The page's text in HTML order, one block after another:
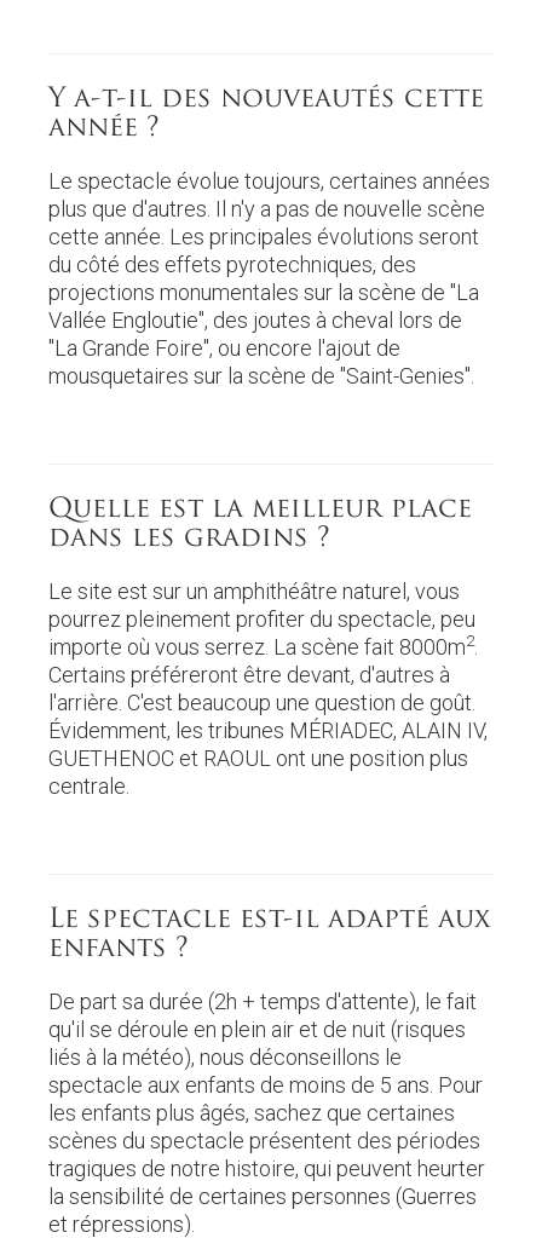
Y a-t-il des nouveautés cette
année ?
Le spectacle évolue toujours, certaines années
plus que d'autres. Il n'y a pas de nouvelle scène
cette année. Les principales évolutions seront
du côté des effets pyrotechniques, des
projections monumentales sur la scène de "La
Vallée Engloutie", des joutes à cheval lors de
"La Grande Foire", ou encore l'ajout de
mousquetaires sur la scène de "Saint-Genies".
Quelle est la meilleur place
dans les gradins ?
Le site est sur un amphithéâtre naturel, vous
pourrez pleinement profiter du spectacle, peu
importe où vous serrez. La scène fait 8000m2.
Certains préféreront être devant, d'autres à
l'arrière. C'est beaucoup une question de goût.
Évidemment, les tribunes MÉRIADEC, ALAIN IV,
GUETHENOC et RAOUL ont une position plus
centrale.
Le spectacle est-il adapté aux
enfants ?
De part sa durée (2h + temps d'attente), le fait
qu'il se déroule en plein air et de nuit (risques
liés à la météo), nous déconseillons le
spectacle aux enfants de moins de 5 ans. Pour
les enfants plus âgés, sachez que certaines
scènes du spectacle présentent des périodes
tragiques de notre histoire, qui peuvent heurter
la sensibilité de certaines personnes (Guerres
et répressions).